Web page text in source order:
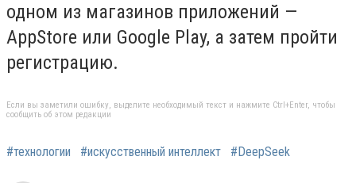
одном из магазинов приложений —
AppStore или Google Play, а затем пройти
регистрацию.
Если вы заметили ошибку, выделите необходимый текст и нажмите Ctrl+Enter, чтобы
сообщить об этом редакции
#технологии #искусcтвенный интеллект #DeepSeek